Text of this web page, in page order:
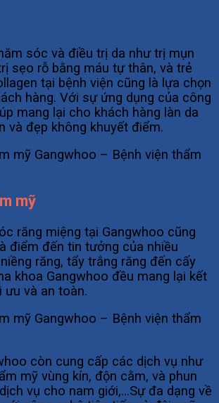
sóc và điều trị da như trị mụn
sẹo rỗ bằng máu tự thân, và trẻ
tại bệnh viện cũng là lựa chọn
hàng. Với sự ứng dụng của công
mang lại cho khách hàng làn da
và đẹp không khuyết điểm.
mỹ
răng miệng tại Gangwhoo cũng
điểm đến tin tưởng của nhiều
răng, tẩy trắng răng đến cấy
khoa Gangwhoo đều mang lại kết
ưu và an toàn.
còn cung cấp các dịch vụ như
mỹ vùng kín, độn cằm, và phun
vụ cho nam giới,…Sự đa dạng về